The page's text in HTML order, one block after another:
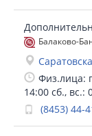
Балаково-
Физ.лица:
14:00 сб.,
(8453) 44-